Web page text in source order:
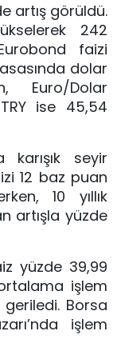
artış görüldü.
242
faizi
dolar
Euro/Dolar
ise 45,54
seyir
12 baz puan
10 yıllık
artışla yüzde
yüzde 39,99
işlem
Borsa
işlem